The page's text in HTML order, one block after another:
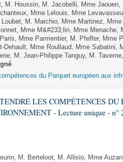
M. Houssin, M. Jacobelli, Mme
Mme Lelouis, Mme
M. Marchio, Mme Martinez,
Mme M&#233;lin, Mme Menache,
Mme Parmentier, M. Pfeffer, Mme
Dehault, Mme Roullaud, Mme
M. Jean-Philippe Tanguy, M.
du Parquet européen aux
LES COMPÉTENCES
- Lecture unique - n°
M. Berteloot, M. Allisio, Mme